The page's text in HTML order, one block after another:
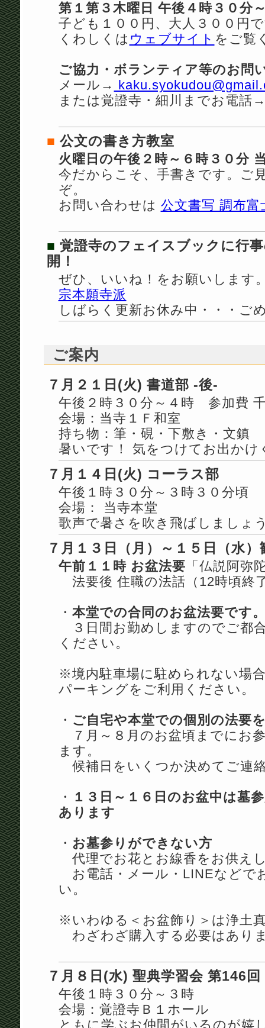
第１第３木曜日 午後４時３０分
子ども１００円、大人３００円
くわしくは ウェブサイト をご覧
ご協力・ボランティア等のお問
メール→
または覚證寺・細川までお電話
■ 公文の書き方教室
火曜日の午後２時～６時３０分
今だからこそ、手書きです。ご
ぞ。
お問い合わせは 公文書写 調布
■ 覚證寺のフェイスブックに行
開！
ぜひ、いいね！をお願いしま
宗本願寺派
しばらく更新お休み中・・・ご
ご案内
７月２１日(火) 書道部 -後-
午後２時３０分～４時 参加費
会場：当寺１Ｆ和室
持ち物：筆・硯・下敷き・文鎮
暑いです！ 気をつけてお出かけ
７月１４日(火) コーラス部
午後１時３０分～３時３０分頃
会場： 当寺本堂
歌声で暑さを吹き飛ばしましょ
７月１３日（月）～１５日（水
午前１１時 お盆法要 「仏説阿弥
法要後 住職の法話（12時頃終
・ 本堂での合同のお盆法要です
３日間お勤めしますのでご都
ください。
※境内駐車場に駐められない場
パーキングをご利用ください。
・ ご自宅や本堂での個別の法要
７月～８月のお盆頃までにお
ます。
候補日をいくつか決めてご連
・ １３日～１６日のお盆中は墓
あります
・ お墓参りができない方
代理でお花とお線香をお供え
お電話・メール・LINEなどで
い。
※いわゆる＜お盆飾り＞は浄土
わざわざ購入する必要はあり
７月８日(水) 聖典学習会 第146回
午後１時３０分～３時
会場：覚證寺Ｂ１ホール
ともに学ぶお仲間がいるのが嬉